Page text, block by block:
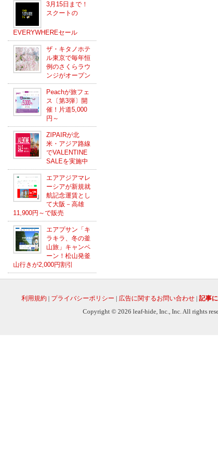
3月15日まで！
スクートの
EVERYWHEREセール
ザ・キタノホテ
ル東京で毎年恒
例のさくらラウ
ンジがオープン
Peachが旅フェ
ス〔第3弾〕開
催！片道5,000
円～
ZIPAIRが北
米・アジア路線
でVALENTINE
SALEを実施中
エアアジアマレ
ーシアが新規就
航記念運賃とし
て大阪－高雄
11,900円～で販売
エアプサン「キ
ラキラ、冬の釜
山旅」キャンペ
ーン！松山発釜
山行きが2,000円割引
利用規約 | プライバシーポリシー | 広告に関するお問い合わせ | 記事
Copyright © 2026 leaf-hide, Inc., Inc. All rights